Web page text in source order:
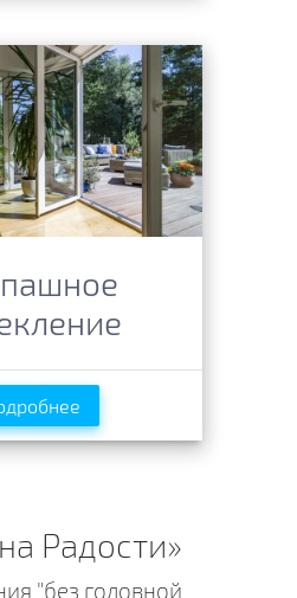
Радости»
"без головной